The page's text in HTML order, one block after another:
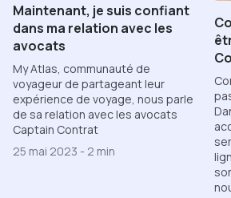
Maintenant, je suis confiant
dans ma relation avec les
avocats
My Atlas, communauté de
voyageur de partageant leur
expérience de voyage, nous parle
de sa relation avec les avocats
Captain Contrat
25 mai 2023 - 2 min